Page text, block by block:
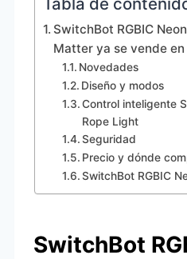
SwitchBot RGBIC
Matter ya se vende en
Novedades
Diseño y modos
Control inteligente
Rope Light
Seguridad
Precio y dónde
SwitchBot RGBIC
SwitchBot